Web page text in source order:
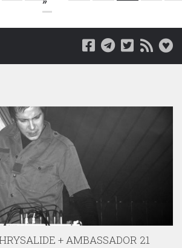
+ AMBASSADOR 21